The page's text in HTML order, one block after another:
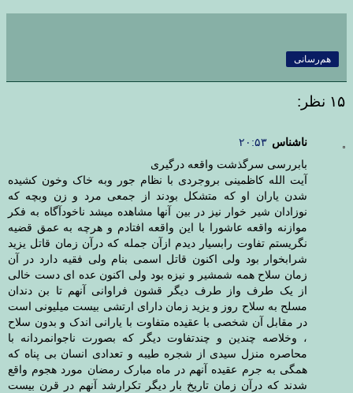
هم‌رسانی
۱۵ نظر:
ناشناس ۲۰:۵۳
بابررسی سرگذشت واقعه درگیری
آیت الله کاظمینی بروجردی با نظام جور وبه خاک وخون کشیده
شدن یاران او که متشکل بودند از جمعی مرد و زن وبچه که
نوزادان شیر خوار نیز در بین آنها مشاهده میشد ناخودآگاه به فکر
موازنه واقعه عاشورا با این واقعه افتادم و هرچه به عمق قضیه
نگریستم تفاوت رابسیار دیدم ازآن جمله که درآن زمان قاتل یزید
شرابخوار بود ولی اکنون قاتل اسمی بنام ولی فقیه دارد در آن
زمان سلاح همه شمشیر و نیزه بود ولی اکنون عده ای دست خالی
از یک طرف واز طرف دیگر قشون فراوانی آنهم تا بن دندان
مسلح به سلاح روز و یزید زمان دارای ارتشی بیست میلیونی است
در مقابل آن شخصی با عقیده متفاوت با یارانی اندک و بدون سلاح
، وخلاصه چندین و چندتفاوت دیگر که بصورت ناجوانمردانه با
محاصره منزل سیدی از شجره طیبه و تعدادی انسان بی پناه که
همگی به جرم عقیده آنهم در ماه مبارک رمضان مورد هجوم واقع
شدند که درآن زمان تاریخ بار دیگر تکرارشد آنهم در قرن بیست